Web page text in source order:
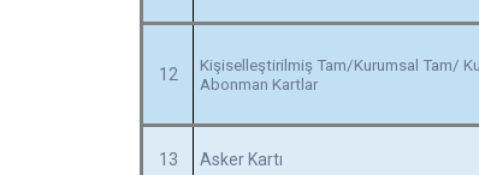
12
Kişiselleştirilmiş Tam/Kurumsal Tam/
Abonman Kartlar
13 Asker Kartı